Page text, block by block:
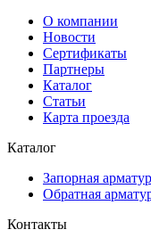
О компании
Новости
Сертификаты
Партнеры
Каталог
Статьи
Карта проезда
Каталог
Запорная
Обратная
Контакты